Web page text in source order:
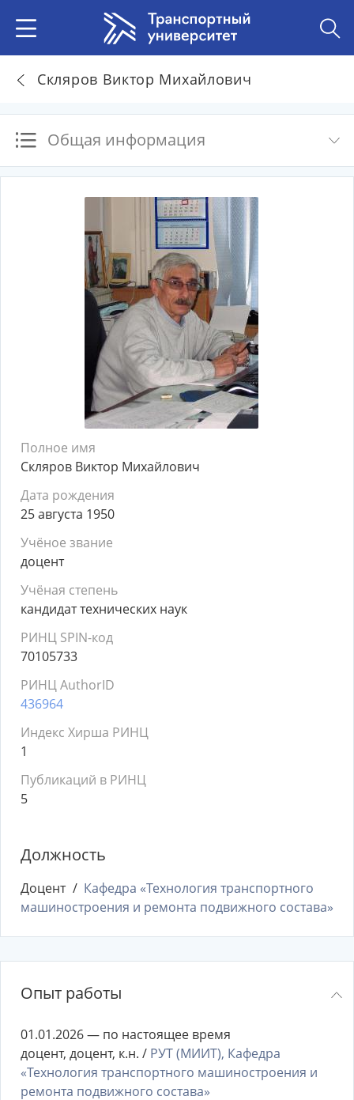
Скляров Виктор Михайлович
Общая информация
Полное имя
Скляров Виктор Михайлович
Дата рождения
25 августа 1950
Учёное звание
доцент
Учёная степень
кандидат технических наук
РИНЦ SPIN-код
70105733
РИНЦ AuthorID
436964
Индекс Хирша РИНЦ
1
Публикаций в РИНЦ
5
Должность
Доцент
Кафедра «Технология транспортного
машиностроения и ремонта подвижного состава»
Опыт работы
01.01.2026 — по настоящее время
доцент, доцент, к.н. / РУТ (МИИТ), Кафедра
«Технология транспортного машиностроения и
ремонта подвижного состава»